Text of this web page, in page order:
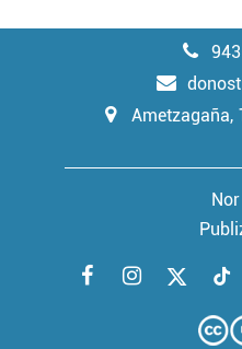
Ametzagaña,